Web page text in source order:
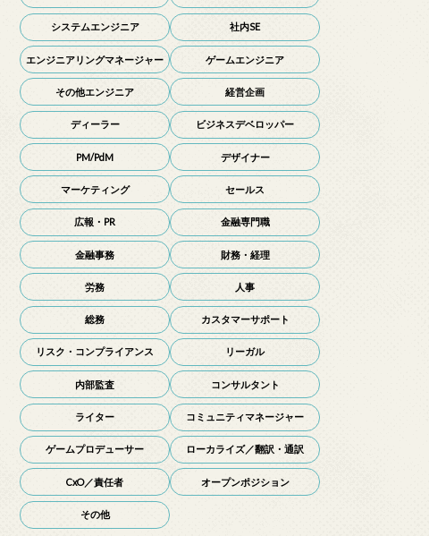
システムエンジニア 社内SE
エンジニアリングマネージャー ゲームエンジニア
その他エンジニア 経営企画
ディーラー ビジネスデベロッパー
PM/PdM デザイナー
マーケティング セールス
広報・PR 金融専門職
金融事務 財務・経理
労務 人事
総務 カスタマーサポート
リスク・コンプライアンス リーガル
内部監査 コンサルタント
ライター コミュニティマネージャー
ゲームプロデューサー ローカライズ／翻訳・通訳
CxO／責任者 オープンポジション
その他